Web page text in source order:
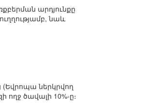
արդյունքը
նաև
(Եվրոպա ներկրվող
ողջ ծավալի 10%-ը։